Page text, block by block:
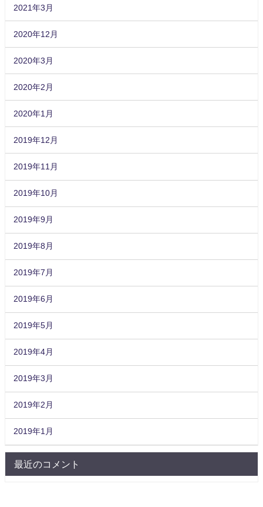
2021年3月
2020年12月
2020年3月
2020年2月
2020年1月
2019年12月
2019年11月
2019年10月
2019年9月
2019年8月
2019年7月
2019年6月
2019年5月
2019年4月
2019年3月
2019年2月
2019年1月
最近のコメント